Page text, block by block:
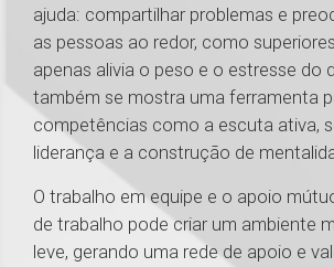
ajuda: compartilhar problemas e
as pessoas ao redor, como
apenas alivia o peso e o estresse do
também se mostra uma ferramenta
competências como a escuta ativa,
liderança e a construção de
O trabalho em equipe e o apoio
de trabalho pode criar um ambiente
leve, gerando uma rede de apoio e